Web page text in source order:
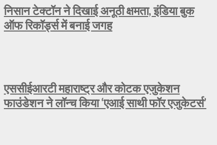
निसान टेक्टॉन ने दिखाई अनूठी क्षमता, इंडिया बुक
ऑफ रिकॉर्ड्स में बनाई जगह
एससीईआरटी महाराष्ट्र और कोटक एजुकेशन
फाउंडेशन ने लॉन्च किया ‘एआई साथी फॉर एजुकेटर्स’